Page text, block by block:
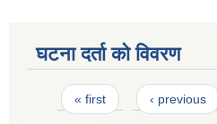
घटना दर्ता को विवरण
Pages
« first ‹ previous